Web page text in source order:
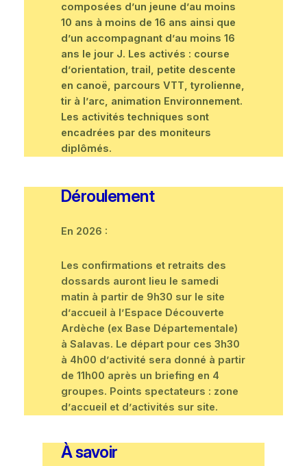
composées d’un jeune d’au moins
10 ans à moins de 16 ans ainsi que
d’un accompagnant d’au moins 16
ans le jour J. Les activés : course
d’orientation, trail, petite descente
en canoë, parcours VTT, tyrolienne,
tir à l’arc, animation Environnement.
Les activités techniques sont
encadrées par des moniteurs
diplômés.
Déroulement
En 2026 :
Les confirmations et retraits des
dossards auront lieu le samedi
matin à partir de 9h30 sur le site
d’accueil à l’Espace Découverte
Ardèche (ex Base Départementale)
à Salavas. Le départ pour ces 3h30
à 4h00 d’activité sera donné à partir
de 11h00 après un briefing en 4
groupes. Points spectateurs : zone
d’accueil et d’activités sur site.
À savoir